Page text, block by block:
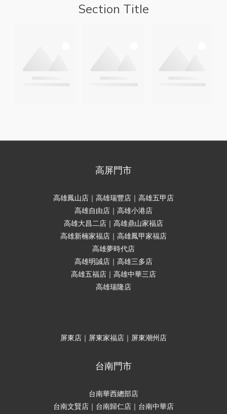
Section Title
高屏門市
高雄鳳山店｜高雄瑞豐店｜高雄五甲店
高雄自由店｜高雄小港店
高雄大昌二店｜高雄鼎山家福店
高雄新楠家福店｜高雄鳳甲家福店
高雄夢時代店
高雄明誠店｜高雄三多店
高雄五福店｜高雄中華三店
高雄瑞隆店
屏東店｜屏東家福店｜屏東潮州店
台南門市
台南華西總部店
台南文賢店｜台南歸仁店｜台南中華店